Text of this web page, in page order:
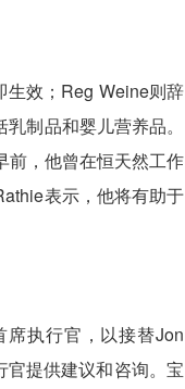
生效；Reg Weine则辞
制品和婴儿营养品。
前，他曾在恒天然工作
表示，他将有助于
执行官，以接替Jon
提供建议和咨询。宝